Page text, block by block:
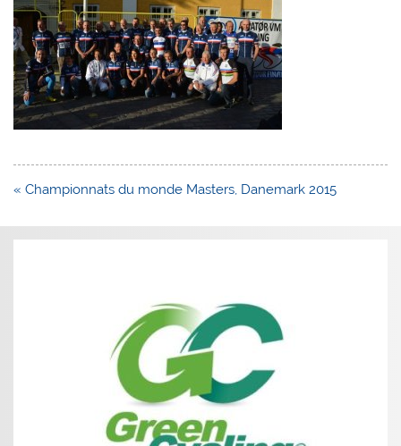
Navigation
l’article
« Championnats du monde Masters, Danemark 2015